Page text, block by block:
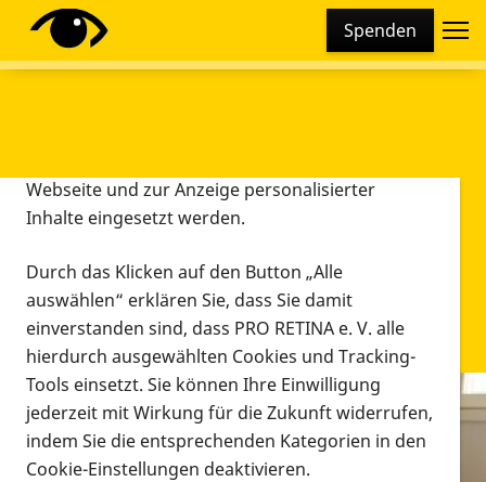
Spenden
Infomaterial
Infomaterial
Diese Webseite setzt verschiedene Cookies und
Tracking-Tools ein. Dies beinhaltet Cookies und
Webseite und zur Anzeige personalisierter
Inhalte eingesetzt werden.
Durch das Klicken auf den Button „Alle
auswählen“ erklären Sie, dass Sie damit
einverstanden sind, dass PRO RETINA e. V. alle
hierdurch ausgewählten Cookies und Tracking-
Tools einsetzt. Sie können Ihre Einwilligung
jederzeit mit Wirkung für die Zukunft widerrufen,
indem Sie die entsprechenden Kategorien in den
Cookie-Einstellungen deaktivieren.